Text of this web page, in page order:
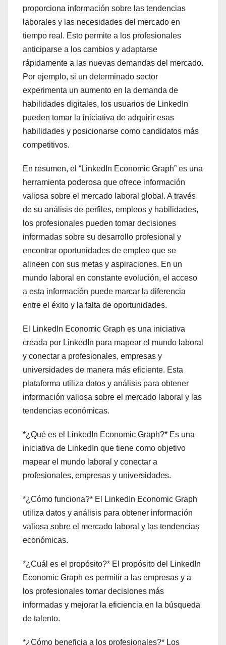
proporciona información sobre las tendencias
laborales y las necesidades del mercado en
tiempo real. Esto permite a los profesionales
anticiparse a los cambios y adaptarse
rápidamente a las nuevas demandas del mercado.
Por ejemplo, si un determinado sector
experimenta un aumento en la demanda de
habilidades digitales, los usuarios de LinkedIn
pueden tomar la iniciativa de adquirir esas
habilidades y posicionarse como candidatos más
competitivos.
En resumen, el “LinkedIn Economic Graph” es una
herramienta poderosa que ofrece información
valiosa sobre el mercado laboral global. A través
de su análisis de perfiles, empleos y habilidades,
los profesionales pueden tomar decisiones
informadas sobre su desarrollo profesional y
encontrar oportunidades de empleo que se
alineen con sus metas y aspiraciones. En un
mundo laboral en constante evolución, el acceso
a esta información puede marcar la diferencia
entre el éxito y la falta de oportunidades.
El LinkedIn Economic Graph es una iniciativa
creada por LinkedIn para mapear el mundo laboral
y conectar a profesionales, empresas y
universidades de manera más eficiente. Esta
plataforma utiliza datos y análisis para obtener
información valiosa sobre el mercado laboral y las
tendencias económicas.
*¿Qué es el LinkedIn Economic Graph?* Es una
iniciativa de LinkedIn que tiene como objetivo
mapear el mundo laboral y conectar a
profesionales, empresas y universidades.
*¿Cómo funciona?* El LinkedIn Economic Graph
utiliza datos y análisis para obtener información
valiosa sobre el mercado laboral y las tendencias
económicas.
*¿Cuál es el propósito?* El propósito del LinkedIn
Economic Graph es permitir a las empresas y a
los profesionales tomar decisiones más
informadas y mejorar la eficiencia en la búsqueda
de talento.
*¿Cómo beneficia a los profesionales?* Los